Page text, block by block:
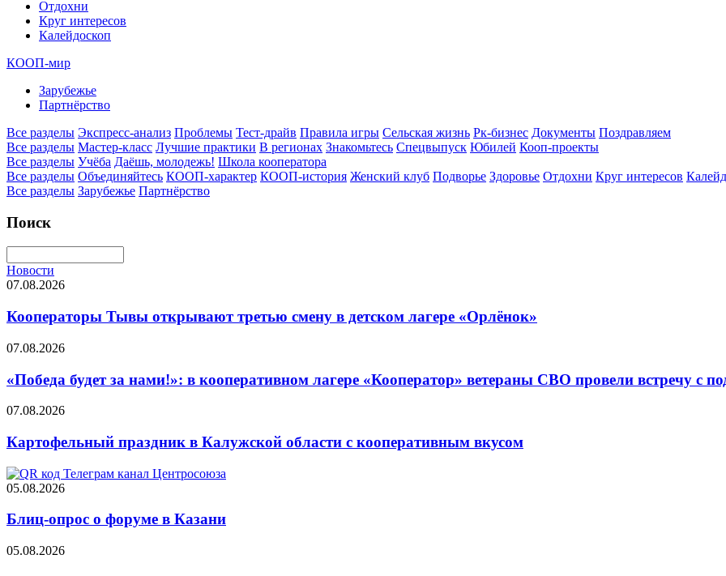
Отдохни
Круг интересов
Калейдоскоп
КООП-мир
Зарубежье
Партнёрство
Все разделы Экспресс-анализ Проблемы Тест-драйв Правила игры Сельская жизнь Рк-бизнес Документы Поздравляем
Все разделы Мастер-класс Лучшие практики В регионах Знакомьтесь Спецвыпуск Юбилей Кооп-проекты
Все разделы Учёба Даёшь, молодежь! Школа кооператора
Все разделы Объединяйтесь КООП-характер КООП-история Женский клуб Подворье Здоровье Отдохни Круг интересов
Все разделы Зарубежье Партнёрство
Поиск
Новости
07.08.2026
Кооператоры Тывы открывают третью смену в детском лагере «Орлёнок»
07.08.2026
«Победа будет за нами!»: в кооперативном лагере «Кооператор» ветераны СВО провели встречу с
07.08.2026
Картофельный праздник в Калужской области с кооперативным вкусом
05.08.2026
Блиц-опрос о форуме в Казани
05.08.2026